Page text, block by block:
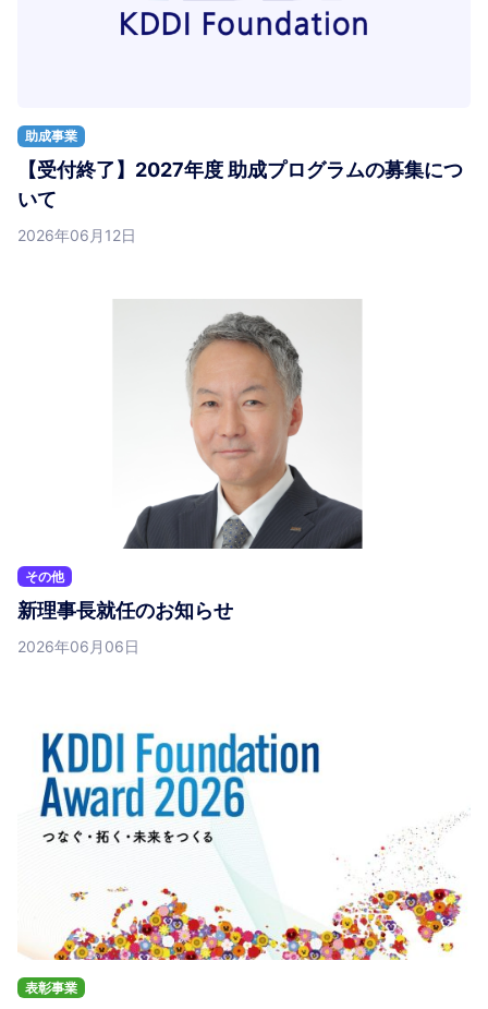
助成事業
【受付終了】2027年度 助成プログラムの募集につ
いて
2026年06月12日
その他
新理事長就任のお知らせ
2026年06月06日
表彰事業